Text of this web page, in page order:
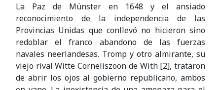
La Paz de Münster en 1648 y el ansiado
reconocimiento de la independencia de las
Provincias Unidas que conllevó no hicieron sino
redoblar el franco abandono de las fuerzas
navales neerlandesas. Tromp y otro almirante, su
viejo rival Witte Corneliszoon de With [2], trataron
de abrir los ojos al gobierno republicano, ambos